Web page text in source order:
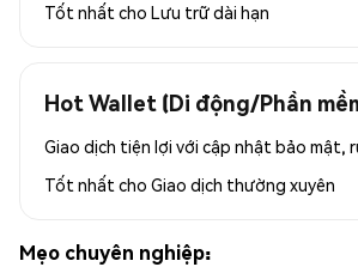
Tốt nhất cho Lưu trữ dài hạn
Hot Wallet (Di động/Phần
Giao dịch tiện lợi với cập nhật bảo mật,
Tốt nhất cho Giao dịch thường xuyên
Mẹo chuyên nghiệp: